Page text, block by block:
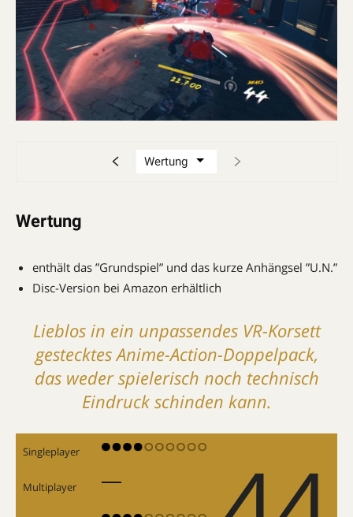
Wertung
enthält das ”Grundspiel” und das kurze Anhängsel ”U.N.”
Disc-Version bei Amazon erhältlich
Lieblos in ein unpassendes VR-Korsett
gestecktes Anime-Action-Doppelpack,
das weder spielerisch noch technisch
Eindruck schinden kann.
Singleplayer
Multiplayer